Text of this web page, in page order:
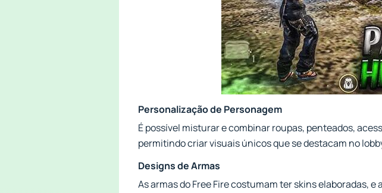
Personalização de Personagem
É possível misturar e combinar roupas, penteados,
permitindo criar visuais únicos que se destacam no
Designs de Armas
As armas do Free Fire costumam ter skins elaboradas,